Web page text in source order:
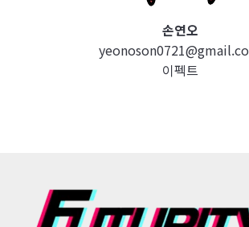
손연오
이펙트